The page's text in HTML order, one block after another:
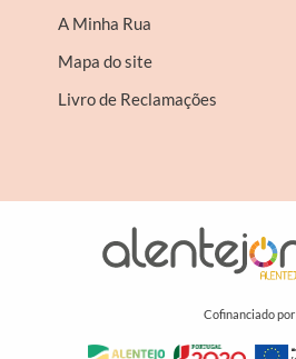
A Minha Rua
Mapa do site
Livro de Reclamações
Cofinanciado por